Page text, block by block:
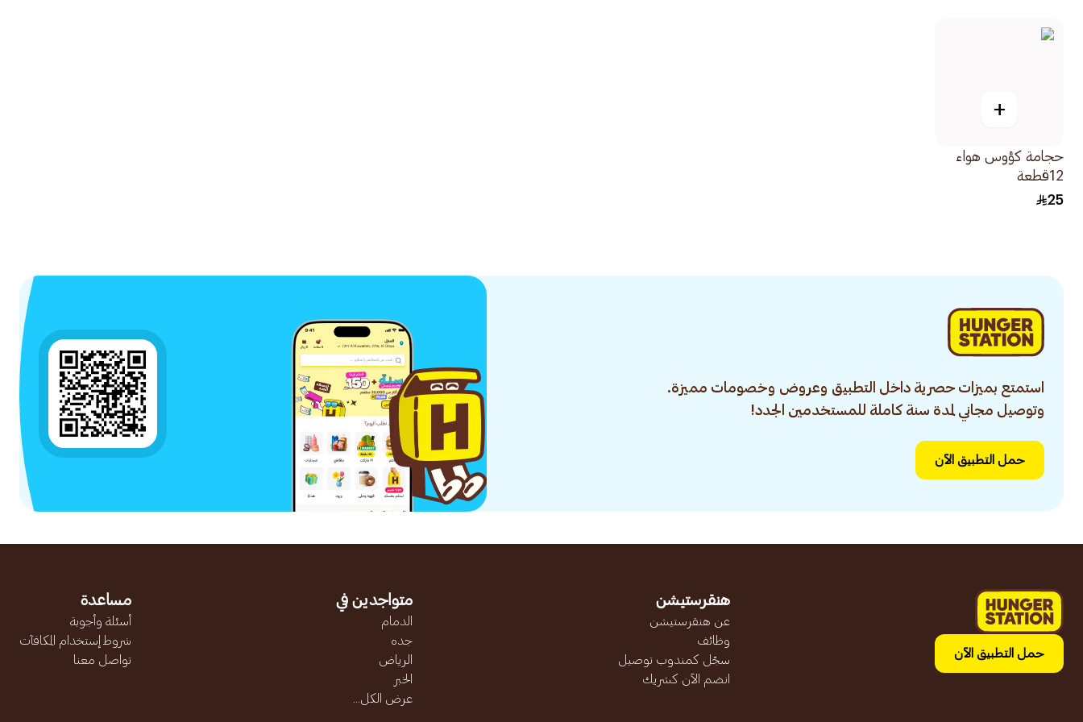
+
حجامة كؤوس هواء
12قطعة
25
استمتع بميزات حصرية داخل التطبيق وعروض وخصومات مميزة.
وتوصيل مجاني لمدة سنة كاملة للمستخدمين الجدد!
حمل التطبيق الآن
حمل التطبيق الآن
هنقرستيشن
عن هنقرستيشن
وظائف
سجّل كمندوب توصيل
انضم الآن كشريك
متواجدين في
الدمام
جده
الرياض
الخبر
عرض الكل...
مساعدة
أسئلة وأجوبة
شروط إستخدام المكافآت
تواصل معنا